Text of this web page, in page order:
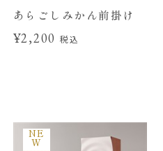
あらごしみかん前掛け
¥2,200税込
NE
W